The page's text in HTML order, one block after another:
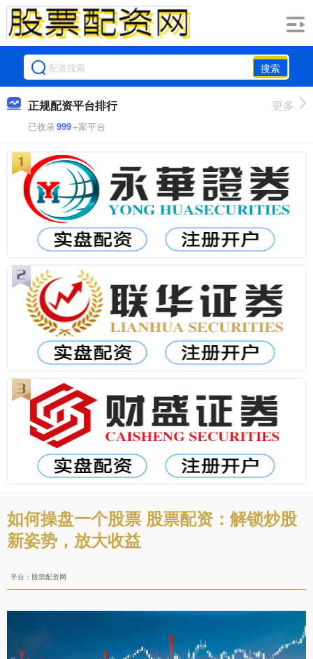
搜索
正规配资平台排行
已收录999+家平台
更多
如何操盘一个股票 股票配资：解锁炒股
新姿势，放大收益
平台：股票配资网